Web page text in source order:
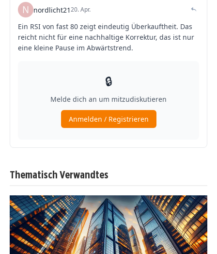
Thematisch Verwandtes